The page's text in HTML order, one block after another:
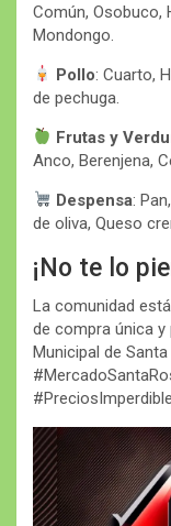
Común, Osobuco,
Mondongo.
Pollo: Cuarto,
de pechuga.
Frutas y
Anco, Berenjena,
Despensa:
de oliva, Queso
¡No te lo
La comunidad
de compra única
Municipal de